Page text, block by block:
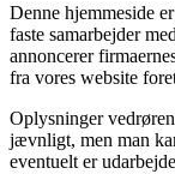
Denne hjemmeside
faste samarbejder
annoncerer
fra vores website
Oplysninger
jævnligt, men man
eventuelt er